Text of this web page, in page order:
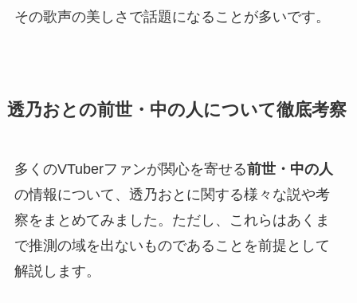
その歌声の美しさで話題になることが多いです。
透乃おとの前世・中の人について徹底考察
多くのVTuberファンが関心を寄せる前世・中の人
の情報について、透乃おとに関する様々な説や考
察をまとめてみました。ただし、これらはあくま
で推測の域を出ないものであることを前提として
解説します。